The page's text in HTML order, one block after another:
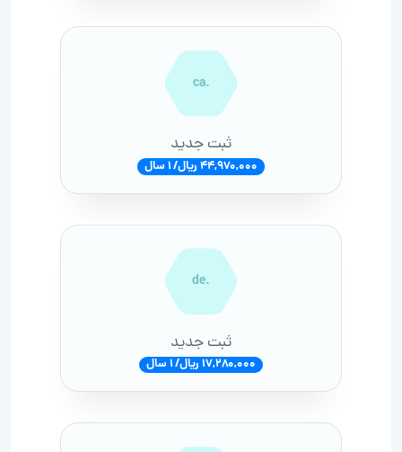
.ca
ثبت جدید
44,970,000 ریال/ 1 سال
.de
ثبت جدید
17,280,000 ریال/ 1 سال